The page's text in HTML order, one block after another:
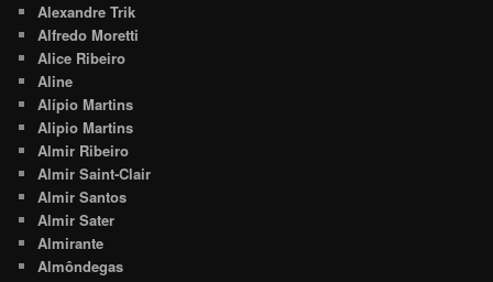
Alexandre Trik
Alfredo Moretti
Alice Ribeiro
Aline
Alípio Martins
Alipio Martins
Almir Ribeiro
Almir Saint-Clair
Almir Santos
Almir Sater
Almirante
Almôndegas